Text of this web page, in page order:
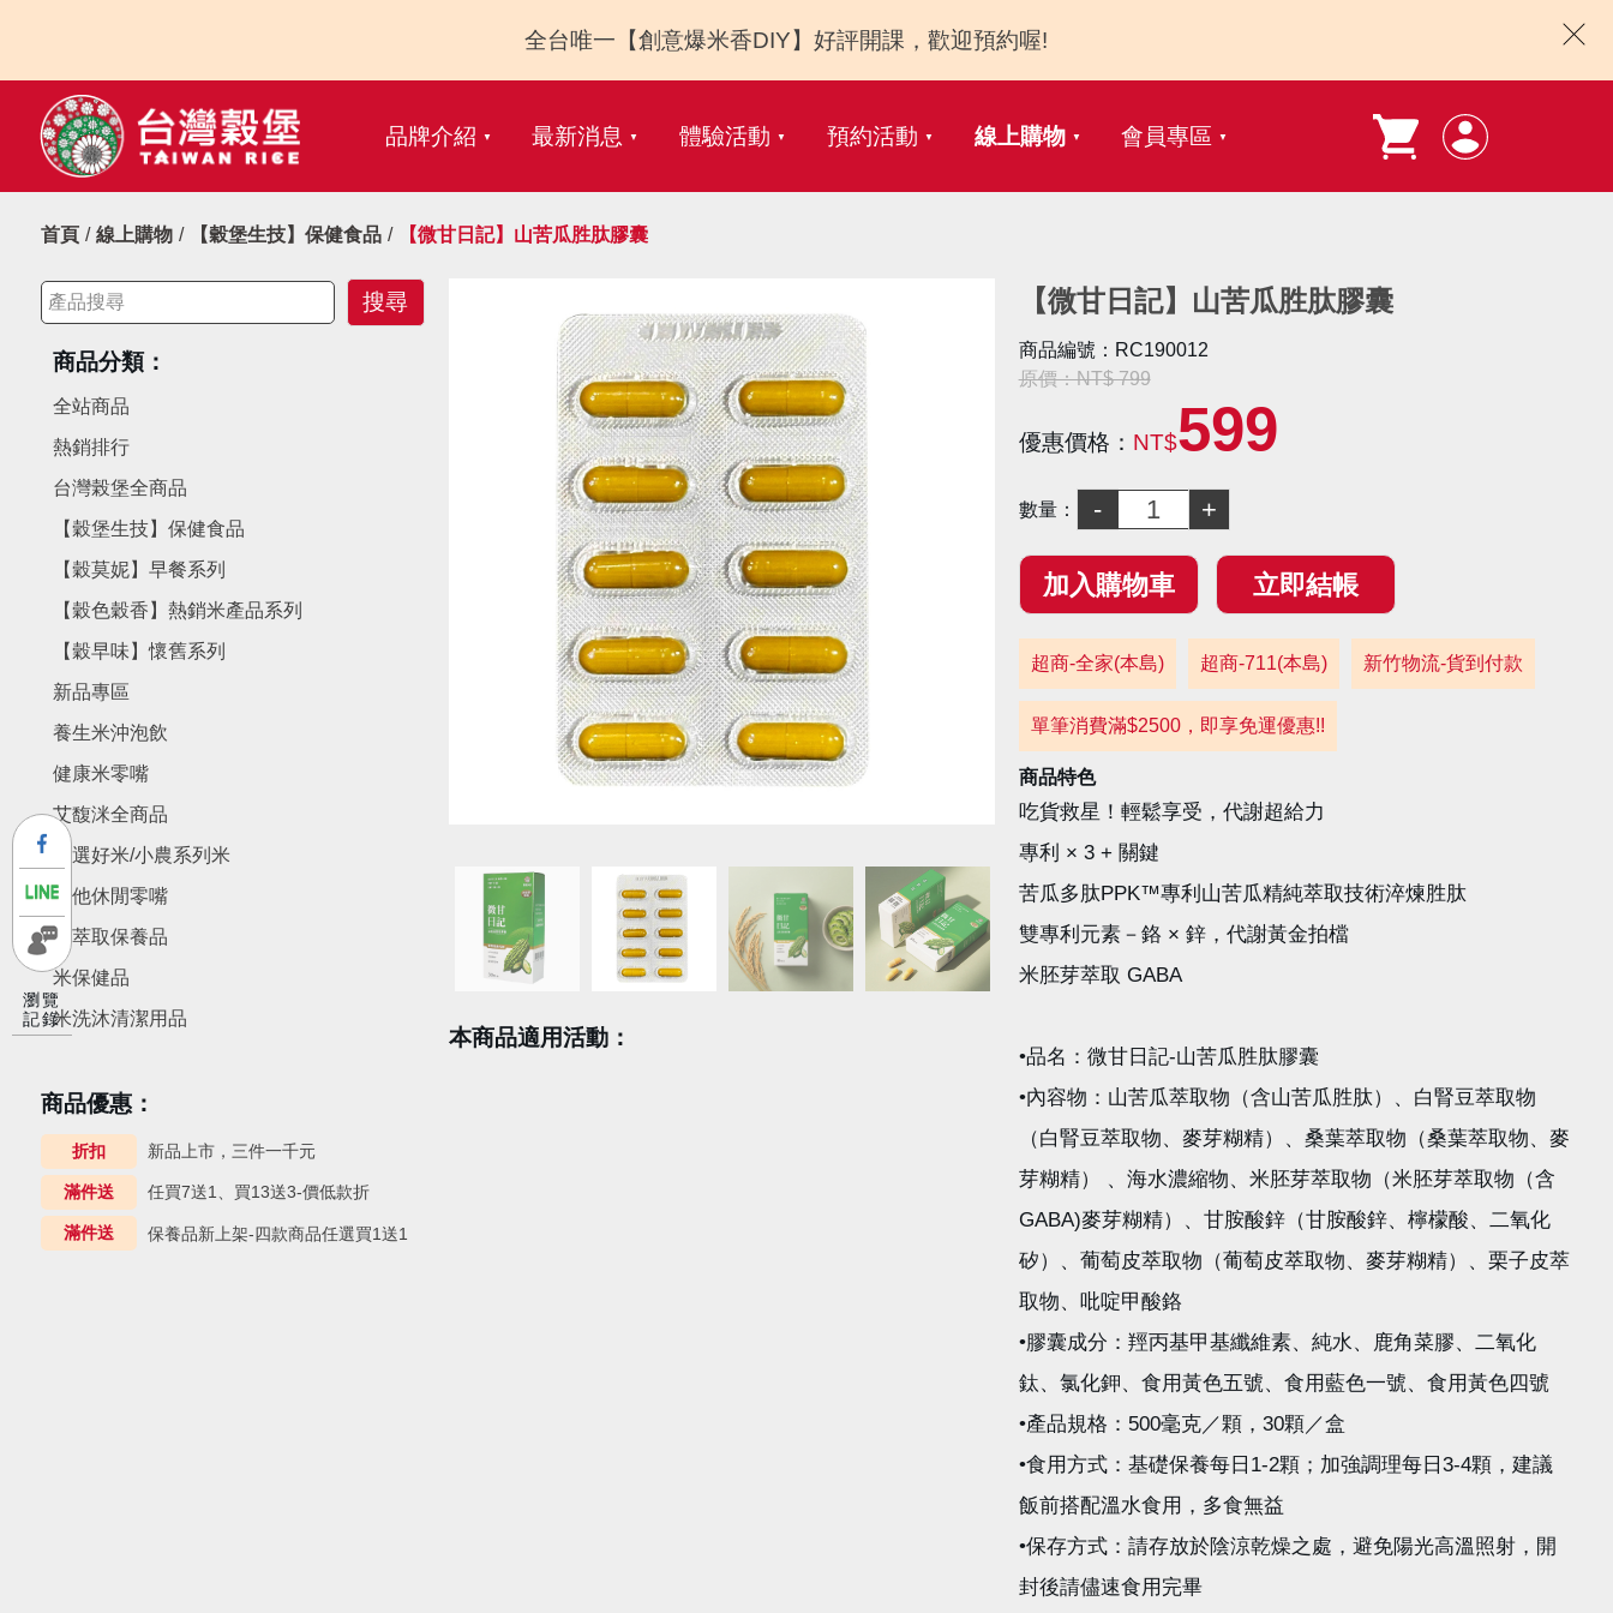
全台唯一【創意爆米香DIY】好評開課，歡迎預約喔!
品牌介紹 最新消息 體驗活動 預約活動 線上購物 會員專區
首頁 線上購物 【穀堡生技】保健食品 【微甘日記】山苦瓜胜肽膠囊
商品分類：
全站商品
熱銷排行
台灣榖堡全商品
【穀堡生技】保健食品
【穀莫妮】早餐系列
【穀色穀香】熱銷米產品系列
【穀早味】懷舊系列
新品專區
養生米沖泡飲
健康米零嘴
艾馥洣全商品
精選好米/小農系列米
其他休閒零嘴
米萃取保養品
米保健品
米洗沐清潔用品
商品優惠：
折扣 新品上市，三件一千元
滿件送 任買7送1、買13送3-價低款折
滿件送 保養品新上架-四款商品任選買1送1
本商品適用活動：
【微甘日記】山苦瓜胜肽膠囊
商品編號：RC190012
原價：NT$ 799
優惠價格： NT$599
數量：
超商-全家(本島) 超商-711(本島) 新竹物流-貨到付款
單筆消費滿$2500，即享免運優惠!!
商品特色
吃貨救星！輕鬆享受，代謝超給力
專利 × 3 + 關鍵
苦瓜多肽PPK™專利山苦瓜精純萃取技術淬煉胜肽
雙專利元素－鉻 × 鋅，代謝黃金拍檔
米胚芽萃取 GABA
•品名：微甘日記-山苦瓜胜肽膠囊
•內容物：山苦瓜萃取物（含山苦瓜胜肽）、白腎豆萃取物
（白腎豆萃取物、麥芽糊精）、桑葉萃取物（桑葉萃取物、麥
芽糊精） 、海水濃縮物、米胚芽萃取物（米胚芽萃取物（含
GABA)麥芽糊精）、甘胺酸鋅（甘胺酸鋅、檸檬酸、二氧化
矽）、葡萄皮萃取物（葡萄皮萃取物、麥芽糊精）、栗子皮萃
取物、吡啶甲酸鉻
•膠囊成分：羥丙基甲基纖維素、純水、鹿角菜膠、二氧化
鈦、氯化鉀、食用黃色五號、食用藍色一號、食用黃色四號
•產品規格：500毫克／顆，30顆／盒
•食用方式：基礎保養每日1-2顆；加強調理每日3-4顆，建議
飯前搭配溫水食用，多食無益
•保存方式：請存放於陰涼乾燥之處，避免陽光高溫照射，開
封後請儘速食用完畢
瀏覽
記錄